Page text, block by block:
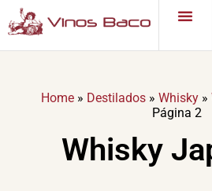
Home » Destilados » Whisky »
Página 2
Whisky